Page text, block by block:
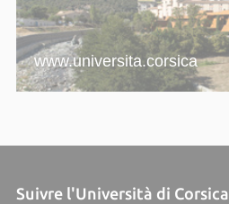
www.universita.corsica
Suivre l'Università di Corsica